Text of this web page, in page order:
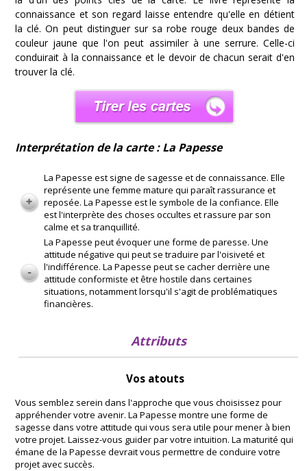
connaissance et son regard laisse entendre qu'elle en détient
la clé. On peut distinguer sur sa robe rouge deux bandes de
couleur jaune que l'on peut assimiler à une serrure. Celle-ci
conduirait à la connaissance et le devoir de chacun serait d'en
trouver la clé.
Interprétation de la carte : La Papesse
La Papesse est signe de sagesse et de connaissance. Elle
représente une femme mature qui paraît rassurance et
reposée. La Papesse est le symbole de la confiance. Elle
est l'interprète des choses occultes et rassure par son
calme et sa tranquillité.
La Papesse peut évoquer une forme de paresse. Une
attitude négative qui peut se traduire par l'oisiveté et
l'indifférence. La Papesse peut se cacher derrière une
attitude conformiste et être hostile dans certaines
situations, notamment lorsqu'il s'agit de problématiques
financières.
Attributs
Vos atouts
Vous semblez serein dans l'approche que vous choisissez pour
appréhender votre avenir. La Papesse montre une forme de
sagesse dans votre attitude qui vous sera utile pour mener à bien
votre projet. Laissez-vous guider par votre intuition. La maturité qui
émane de la Papesse devrait vous permettre de conduire votre
projet avec succès.